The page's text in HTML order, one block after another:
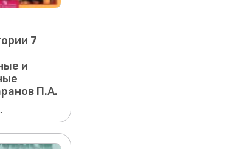
7
и
П.А.